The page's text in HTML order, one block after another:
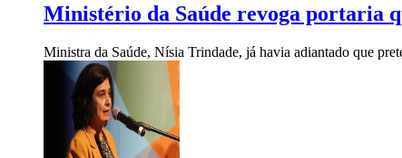
Ministério da Saúde revoga portaria
Ministra da Saúde, Nísia Trindade, já havia adiantado que